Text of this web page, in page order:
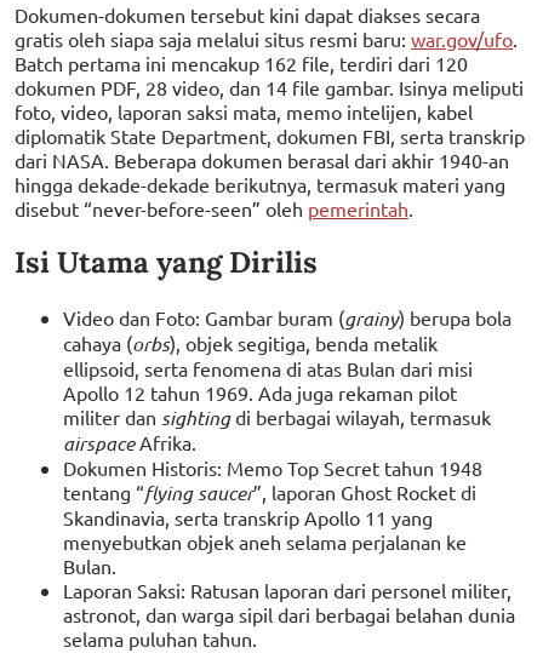
Dokumen-dokumen tersebut kini dapat diakses secara
gratis oleh siapa saja melalui situs resmi baru: war.gov/ufo
Batch pertama ini mencakup 162 file, terdiri dari 120
dokumen PDF, 28 video, dan 14 file gambar. Isinya meliputi
foto, video, laporan saksi mata, memo intelijen, kabel
diplomatik State Department, dokumen FBI, serta transkrip
dari NASA. Beberapa dokumen berasal dari akhir 1940-an
hingga dekade-dekade berikutnya, termasuk materi yang
disebut “never-before-seen” oleh pemerintah
Isi Utama yang Dirilis
Video dan Foto: Gambar buram (grainy) berupa bola
cahaya (orbs), objek segitiga, benda metalik
ellipsoid, serta fenomena di atas Bulan dari misi
Apollo 12 tahun 1969. Ada juga rekaman pilot
militer dan sightingdi berbagai wilayah, termasuk
airspaceAfrika.
Dokumen Historis: Memo Top Secret tahun 1948
tentang “flying saucer”, laporan Ghost Rocket di
Skandinavia, serta transkrip Apollo 11 yang
menyebutkan objek aneh selama perjalanan ke
Bulan.
Laporan Saksi: Ratusan laporan dari personel militer,
astronot, dan warga sipil dari berbagai belahan dunia
selama puluhan tahun.